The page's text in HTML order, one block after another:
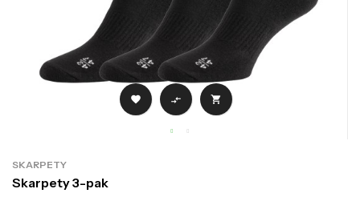
  
SKARPETY
Skarpety 3-pak